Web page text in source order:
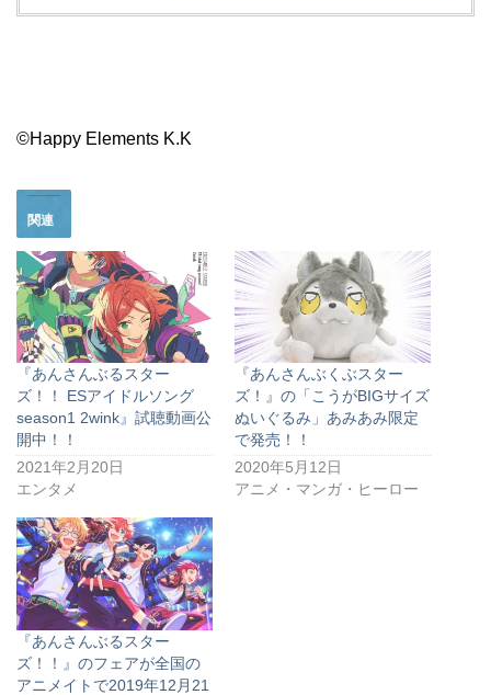
©Happy Elements K.K
関連
『あんさんぶるスター
ズ！！ ESアイドルソング
season1 2wink』試聴動画公
開中！！
2021年2月20日
エンタメ
『あんさんぶくぶスター
ズ！』の「こうがBIGサイズ
ぬいぐるみ」あみあみ限定
で発売！！
2020年5月12日
アニメ・マンガ・ヒーロー
『あんさんぶるスター
ズ！！』のフェアが全国の
アニメイトで2019年12月21